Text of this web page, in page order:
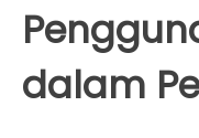
dalam